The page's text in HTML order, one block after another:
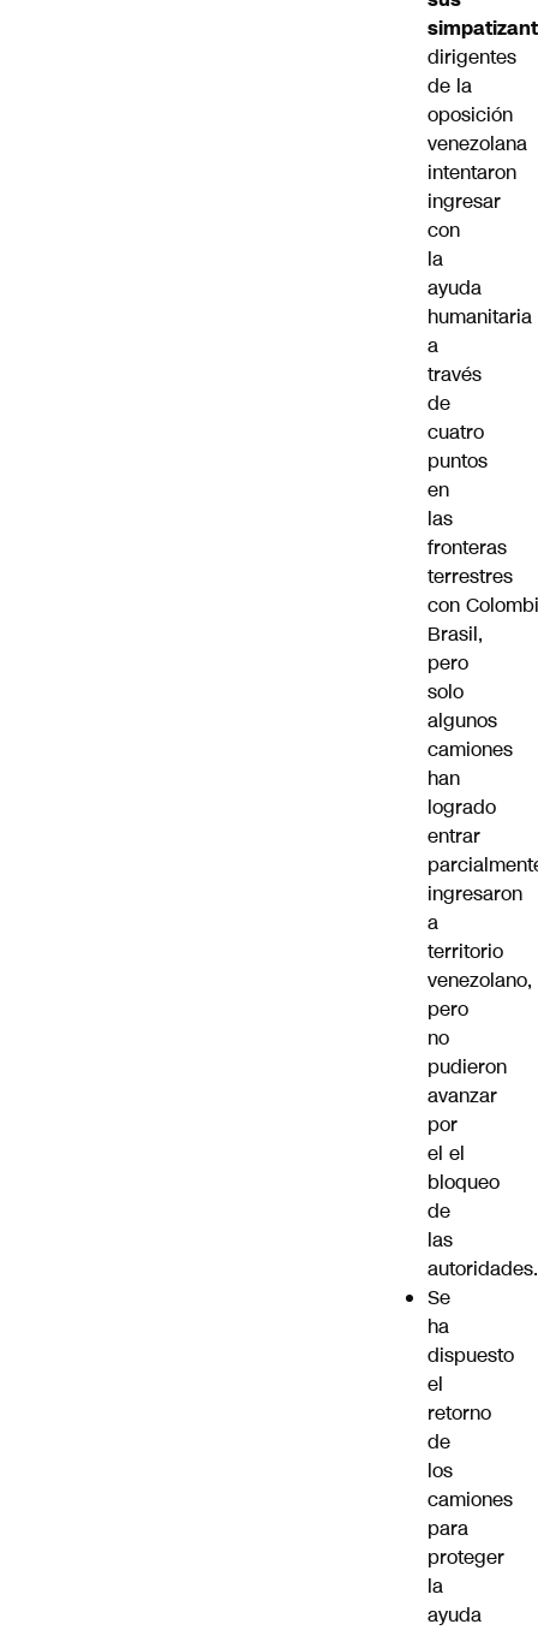
dirigentes
de la
oposición
venezolana
intentaron
ingresar
con
la
ayuda
humanitaria
a
través
de
cuatro
puntos
en
las
fronteras
terrestres
con
Brasil,
pero
solo
algunos
camiones
han
logrado
entrar
ingresaron
a
territorio
venezolano,
pero
no
pudieron
avanzar
por
el el
bloqueo
de
las
autoridades.
Se
ha
dispuesto
el
retorno
de
los
camiones
para
proteger
la
ayuda